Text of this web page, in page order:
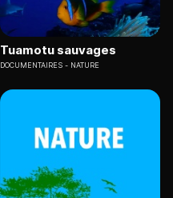
Tuamotu sauvages
DOCUMENTAIRES NATURE